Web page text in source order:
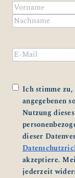
Name(erforderlich)
Vorname
Zustimmung
Ich stimme
angegebenen
Nutzung
dieser
akzeptiere.
jederzeit